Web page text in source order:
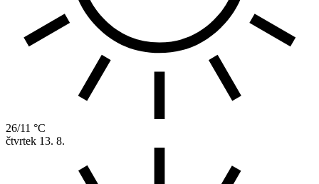
26/11 °C
čtvrtek 13. 8.